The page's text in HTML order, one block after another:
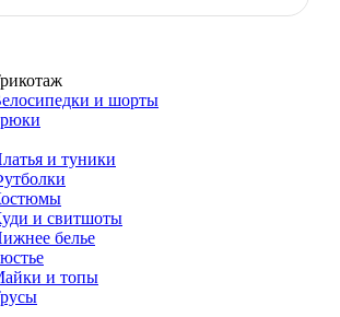
и шорты
и туники
и свитшоты
белье
и топы